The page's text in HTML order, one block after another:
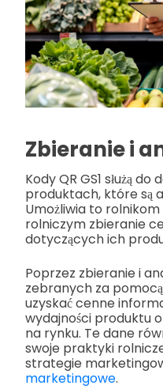
Zbieranie i
Kody QR GS1 służą
produktach, które są
Umożliwia to
rolniczym zbieranie
dotyczących ich
Poprzez zbieranie i
zebranych za
uzyskać cenne
wydajności produktu
na rynku. Te dane
swoje praktyki
strategie
marketingowe.